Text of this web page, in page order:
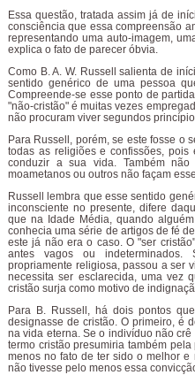
Essa questão, tratada assim já de
consciência que essa compreensão
representando uma auto-imagem,
explica o fato de parecer óbvia.
Como B. A. W. Russell salienta de
sentido genérico de uma pessoa
Compreende-se esse ponto de
"não-cristão" é muitas vezes
não procuram viver segundos
Para Russell, porém, se este fosse o
todas as religiões e confissões,
conduzir a sua vida. Também
moametanos ou outros não façam
Russell lembra que esse sentido
inconsciente no presente, difere
que na Idade Média, quando
conhecia uma série de artigos de fé
este já não era o caso. O "ser
antes vagos ou indeterminados.
propriamente religiosa, passou a ser
necessita ser esclarecida, uma vez
cristão surja como motivo de
Para B. Russell, há dois pontos
designasse de cristão. O primeiro, é
na vida eterna. Se o indivíduo não
termo cristão presumiria também
menos no fato de ter sido o melhor
não tivesse pelo menos essa